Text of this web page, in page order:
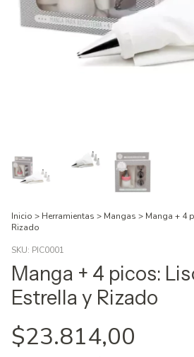
Inicio > Herramientas > Mangas > Manga + 4
Rizado
SKU: PIC0001
Manga + 4 picos:
Estrella y Rizado
$23.814,00